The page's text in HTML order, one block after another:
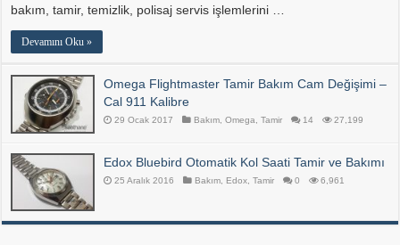
bakım, tamir, temizlik, polisaj servis işlemlerini …
Devamını Oku »
Omega Flightmaster Tamir Bakım Cam Değişimi –
Cal 911 Kalibre
29 Ocak 2017 Bakım ,Omega ,Tamir 14 27,199
Edox Bluebird Otomatik Kol Saati Tamir ve Bakımı
25 Aralık 2016 Bakım Edox ,Tamir 0 6,961